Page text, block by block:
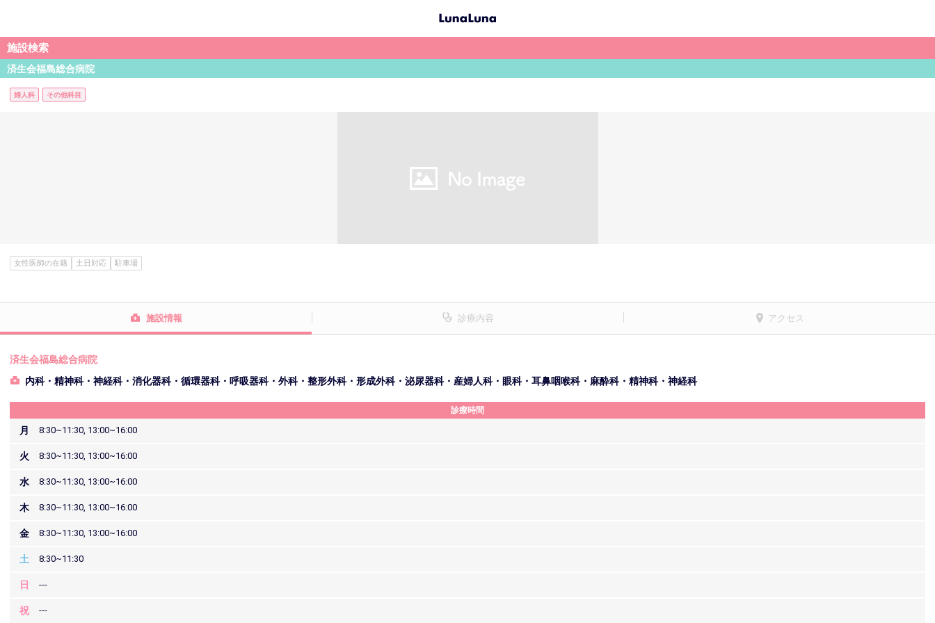
施設検索
済生会福島総合病院
婦人科 その他科目
女性医師の在籍 土日対応 駐車場
施設情報 診療内容 アクセス
済生会福島総合病院
内科・精神科・神経科・消化器科・循環器科・呼吸器科・外科・整形外科・形成外科・泌尿器科・産婦人科・眼科・耳鼻咽喉科・麻酔科・精神科・神経科
診療時間
月 8:30~11:30, 13:00~16:00
火 8:30~11:30, 13:00~16:00
水 8:30~11:30, 13:00~16:00
木 8:30~11:30, 13:00~16:00
金 8:30~11:30, 13:00~16:00
土 8:30~11:30
日 ---
祝 ---